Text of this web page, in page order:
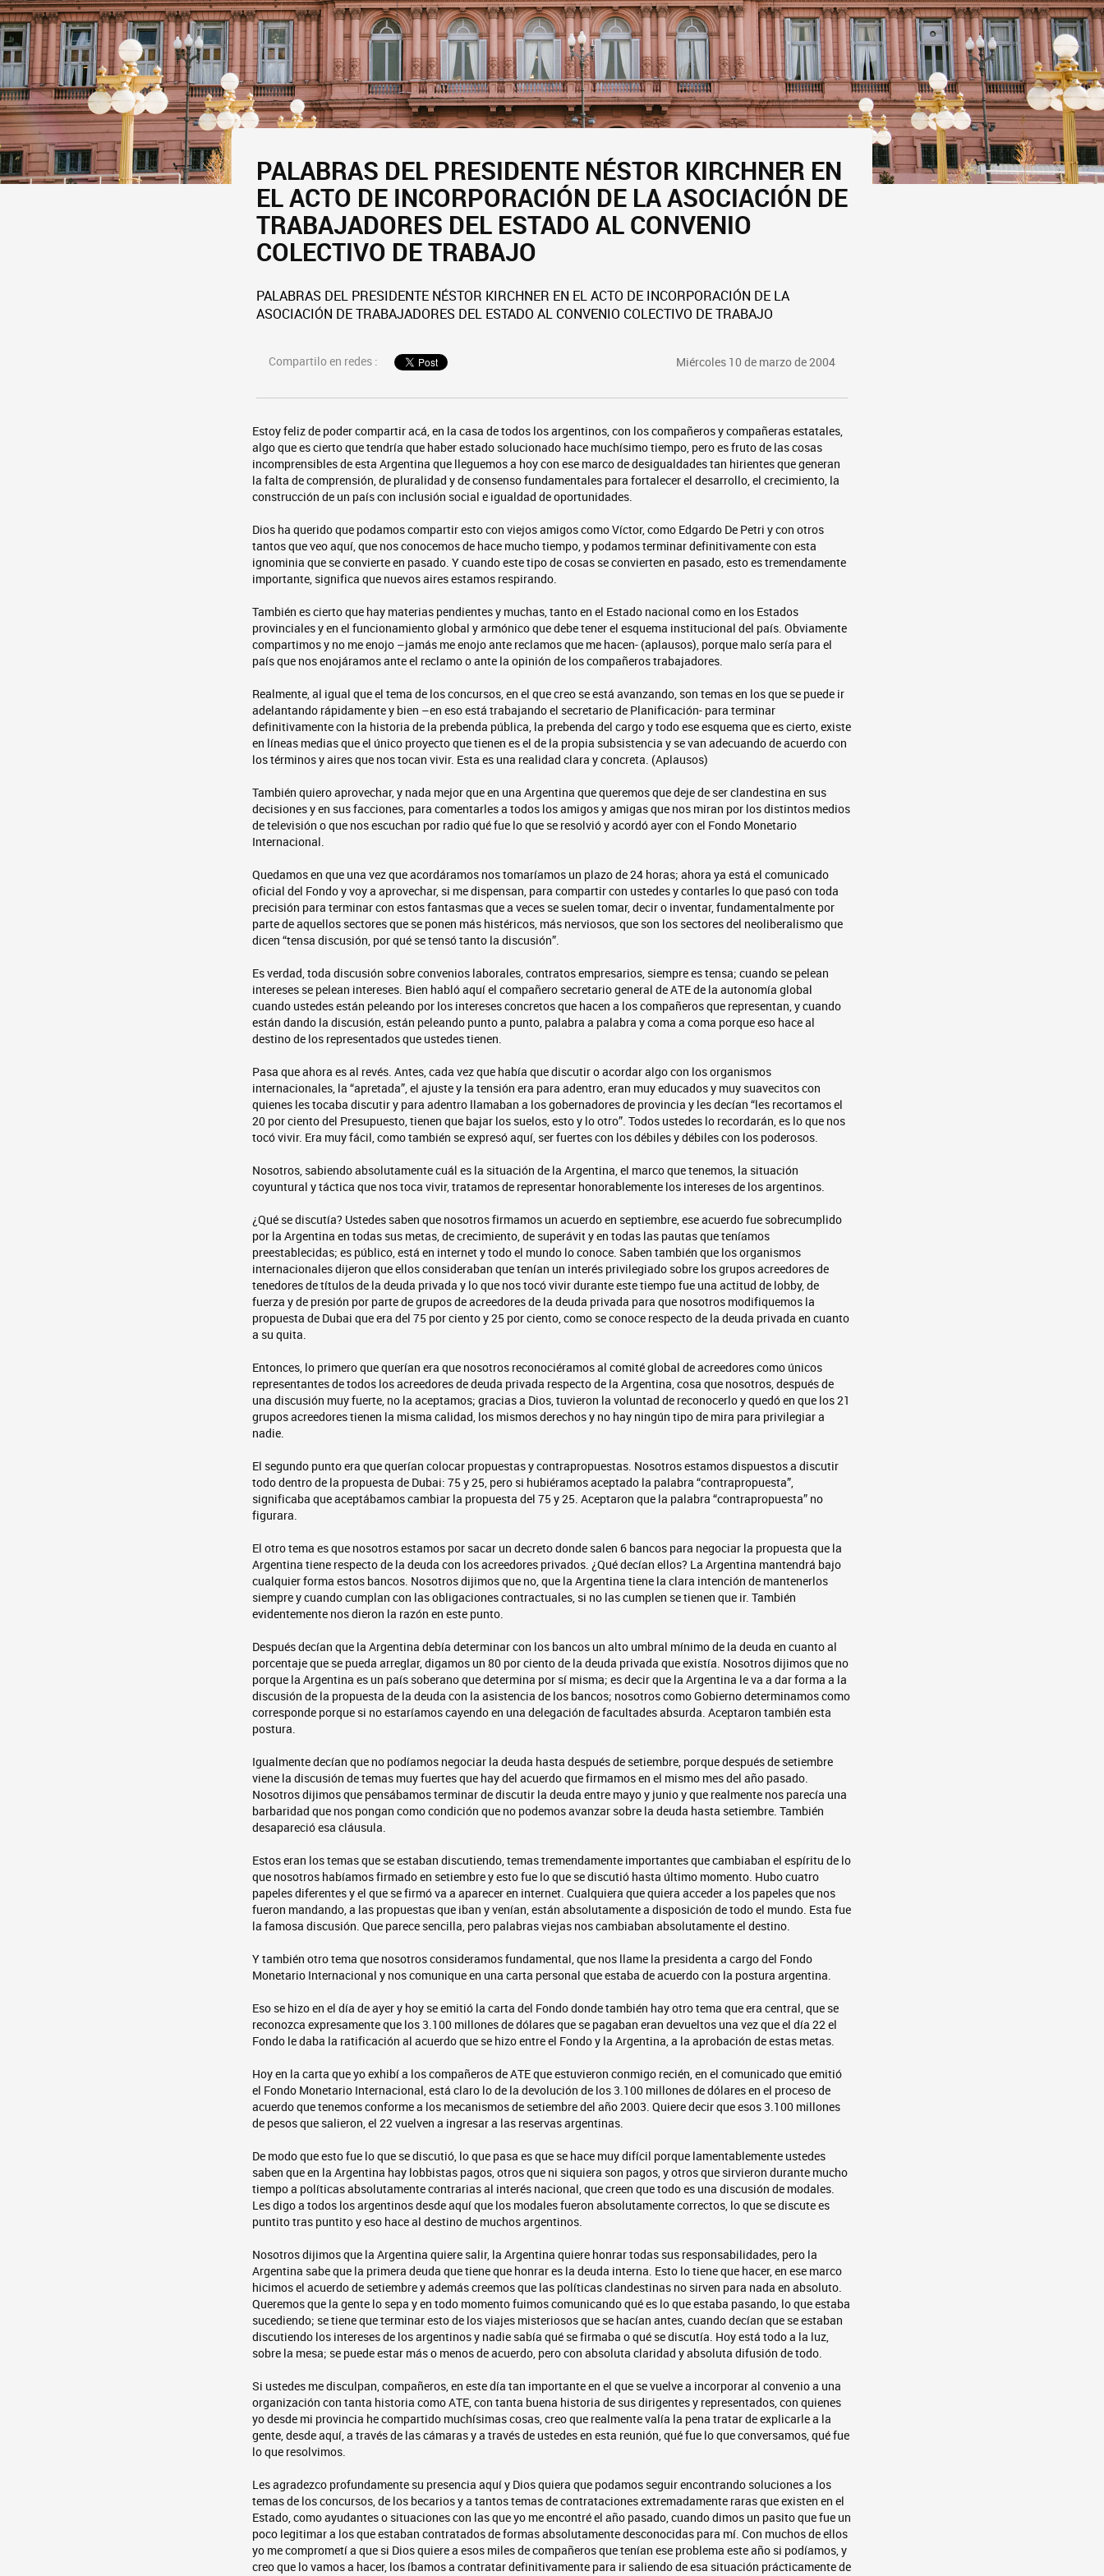
PALABRAS DEL PRESIDENTE NÉSTOR KIRCHNER EN
EL ACTO DE INCORPORACIÓN DE LA ASOCIACIÓN DE
TRABAJADORES DEL ESTADO AL CONVENIO
COLECTIVO DE TRABAJO
PALABRAS DEL PRESIDENTE NÉSTOR KIRCHNER EN EL ACTO DE INCORPORACIÓN DE LA
ASOCIACIÓN DE TRABAJADORES DEL ESTADO AL CONVENIO COLECTIVO DE TRABAJO
Compartilo en redes : Miércoles 10 de marzo de 2004
Estoy feliz de poder compartir acá, en la casa de todos los argentinos, con los compañeros y compañeras estatales,
algo que es cierto que tendría que haber estado solucionado hace muchísimo tiempo, pero es fruto de las cosas
incomprensibles de esta Argentina que lleguemos a hoy con ese marco de desigualdades tan hirientes que generan
la falta de comprensión, de pluralidad y de consenso fundamentales para fortalecer el desarrollo, el crecimiento, la
construcción de un país con inclusión social e igualdad de oportunidades.
Dios ha querido que podamos compartir esto con viejos amigos como Víctor, como Edgardo De Petri y con otros
tantos que veo aquí, que nos conocemos de hace mucho tiempo, y podamos terminar definitivamente con esta
ignominia que se convierte en pasado. Y cuando este tipo de cosas se convierten en pasado, esto es tremendamente
importante, significa que nuevos aires estamos respirando.
También es cierto que hay materias pendientes y muchas, tanto en el Estado nacional como en los Estados
provinciales y en el funcionamiento global y armónico que debe tener el esquema institucional del país. Obviamente
compartimos y no me enojo –jamás me enojo ante reclamos que me hacen- (aplausos), porque malo sería para el
país que nos enojáramos ante el reclamo o ante la opinión de los compañeros trabajadores.
Realmente, al igual que el tema de los concursos, en el que creo se está avanzando, son temas en los que se puede ir
adelantando rápidamente y bien –en eso está trabajando el secretario de Planificación- para terminar
definitivamente con la historia de la prebenda pública, la prebenda del cargo y todo ese esquema que es cierto, existe
en líneas medias que el único proyecto que tienen es el de la propia subsistencia y se van adecuando de acuerdo con
los términos y aires que nos tocan vivir. Esta es una realidad clara y concreta. (Aplausos)
También quiero aprovechar, y nada mejor que en una Argentina que queremos que deje de ser clandestina en sus
decisiones y en sus facciones, para comentarles a todos los amigos y amigas que nos miran por los distintos medios
de televisión o que nos escuchan por radio qué fue lo que se resolvió y acordó ayer con el Fondo Monetario
Internacional.
Quedamos en que una vez que acordáramos nos tomaríamos un plazo de 24 horas; ahora ya está el comunicado
oficial del Fondo y voy a aprovechar, si me dispensan, para compartir con ustedes y contarles lo que pasó con toda
precisión para terminar con estos fantasmas que a veces se suelen tomar, decir o inventar, fundamentalmente por
parte de aquellos sectores que se ponen más histéricos, más nerviosos, que son los sectores del neoliberalismo que
dicen “tensa discusión, por qué se tensó tanto la discusión”.
Es verdad, toda discusión sobre convenios laborales, contratos empresarios, siempre es tensa; cuando se pelean
intereses se pelean intereses. Bien habló aquí el compañero secretario general de ATE de la autonomía global
cuando ustedes están peleando por los intereses concretos que hacen a los compañeros que representan, y cuando
están dando la discusión, están peleando punto a punto, palabra a palabra y coma a coma porque eso hace al
destino de los representados que ustedes tienen.
Pasa que ahora es al revés. Antes, cada vez que había que discutir o acordar algo con los organismos
internacionales, la “apretada”, el ajuste y la tensión era para adentro, eran muy educados y muy suavecitos con
quienes les tocaba discutir y para adentro llamaban a los gobernadores de provincia y les decían “les recortamos el
20 por ciento del Presupuesto, tienen que bajar los suelos, esto y lo otro”. Todos ustedes lo recordarán, es lo que nos
tocó vivir. Era muy fácil, como también se expresó aquí, ser fuertes con los débiles y débiles con los poderosos.
Nosotros, sabiendo absolutamente cuál es la situación de la Argentina, el marco que tenemos, la situación
coyuntural y táctica que nos toca vivir, tratamos de representar honorablemente los intereses de los argentinos.
¿Qué se discutía? Ustedes saben que nosotros firmamos un acuerdo en septiembre, ese acuerdo fue sobrecumplido
por la Argentina en todas sus metas, de crecimiento, de superávit y en todas las pautas que teníamos
preestablecidas; es público, está en internet y todo el mundo lo conoce. Saben también que los organismos
internacionales dijeron que ellos consideraban que tenían un interés privilegiado sobre los grupos acreedores de
tenedores de títulos de la deuda privada y lo que nos tocó vivir durante este tiempo fue una actitud de lobby, de
fuerza y de presión por parte de grupos de acreedores de la deuda privada para que nosotros modifiquemos la
propuesta de Dubai que era del 75 por ciento y 25 por ciento, como se conoce respecto de la deuda privada en cuanto
a su quita.
Entonces, lo primero que querían era que nosotros reconociéramos al comité global de acreedores como únicos
representantes de todos los acreedores de deuda privada respecto de la Argentina, cosa que nosotros, después de
una discusión muy fuerte, no la aceptamos; gracias a Dios, tuvieron la voluntad de reconocerlo y quedó en que los 21
grupos acreedores tienen la misma calidad, los mismos derechos y no hay ningún tipo de mira para privilegiar a
nadie.
El segundo punto era que querían colocar propuestas y contrapropuestas. Nosotros estamos dispuestos a discutir
todo dentro de la propuesta de Dubai: 75 y 25, pero si hubiéramos aceptado la palabra “contrapropuesta”,
significaba que aceptábamos cambiar la propuesta del 75 y 25. Aceptaron que la palabra “contrapropuesta” no
figurara.
El otro tema es que nosotros estamos por sacar un decreto donde salen 6 bancos para negociar la propuesta que la
Argentina tiene respecto de la deuda con los acreedores privados. ¿Qué decían ellos? La Argentina mantendrá bajo
cualquier forma estos bancos. Nosotros dijimos que no, que la Argentina tiene la clara intención de mantenerlos
siempre y cuando cumplan con las obligaciones contractuales, si no las cumplen se tienen que ir. También
evidentemente nos dieron la razón en este punto.
Después decían que la Argentina debía determinar con los bancos un alto umbral mínimo de la deuda en cuanto al
porcentaje que se pueda arreglar, digamos un 80 por ciento de la deuda privada que existía. Nosotros dijimos que no
porque la Argentina es un país soberano que determina por sí misma; es decir que la Argentina le va a dar forma a la
discusión de la propuesta de la deuda con la asistencia de los bancos; nosotros como Gobierno determinamos como
corresponde porque si no estaríamos cayendo en una delegación de facultades absurda. Aceptaron también esta
postura.
Igualmente decían que no podíamos negociar la deuda hasta después de setiembre, porque después de setiembre
viene la discusión de temas muy fuertes que hay del acuerdo que firmamos en el mismo mes del año pasado.
Nosotros dijimos que pensábamos terminar de discutir la deuda entre mayo y junio y que realmente nos parecía una
barbaridad que nos pongan como condición que no podemos avanzar sobre la deuda hasta setiembre. También
desapareció esa cláusula.
Estos eran los temas que se estaban discutiendo, temas tremendamente importantes que cambiaban el espíritu de lo
que nosotros habíamos firmado en setiembre y esto fue lo que se discutió hasta último momento. Hubo cuatro
papeles diferentes y el que se firmó va a aparecer en internet. Cualquiera que quiera acceder a los papeles que nos
fueron mandando, a las propuestas que iban y venían, están absolutamente a disposición de todo el mundo. Esta fue
la famosa discusión. Que parece sencilla, pero palabras viejas nos cambiaban absolutamente el destino.
Y también otro tema que nosotros consideramos fundamental, que nos llame la presidenta a cargo del Fondo
Monetario Internacional y nos comunique en una carta personal que estaba de acuerdo con la postura argentina.
Eso se hizo en el día de ayer y hoy se emitió la carta del Fondo donde también hay otro tema que era central, que se
reconozca expresamente que los 3.100 millones de dólares que se pagaban eran devueltos una vez que el día 22 el
Fondo le daba la ratificación al acuerdo que se hizo entre el Fondo y la Argentina, a la aprobación de estas metas.
Hoy en la carta que yo exhibí a los compañeros de ATE que estuvieron conmigo recién, en el comunicado que emitió
el Fondo Monetario Internacional, está claro lo de la devolución de los 3.100 millones de dólares en el proceso de
acuerdo que tenemos conforme a los mecanismos de setiembre del año 2003. Quiere decir que esos 3.100 millones
de pesos que salieron, el 22 vuelven a ingresar a las reservas argentinas.
De modo que esto fue lo que se discutió, lo que pasa es que se hace muy difícil porque lamentablemente ustedes
saben que en la Argentina hay lobbistas pagos, otros que ni siquiera son pagos, y otros que sirvieron durante mucho
tiempo a políticas absolutamente contrarias al interés nacional, que creen que todo es una discusión de modales.
Les digo a todos los argentinos desde aquí que los modales fueron absolutamente correctos, lo que se discute es
puntito tras puntito y eso hace al destino de muchos argentinos.
Nosotros dijimos que la Argentina quiere salir, la Argentina quiere honrar todas sus responsabilidades, pero la
Argentina sabe que la primera deuda que tiene que honrar es la deuda interna. Esto lo tiene que hacer, en ese marco
hicimos el acuerdo de setiembre y además creemos que las políticas clandestinas no sirven para nada en absoluto.
Queremos que la gente lo sepa y en todo momento fuimos comunicando qué es lo que estaba pasando, lo que estaba
sucediendo; se tiene que terminar esto de los viajes misteriosos que se hacían antes, cuando decían que se estaban
discutiendo los intereses de los argentinos y nadie sabía qué se firmaba o qué se discutía. Hoy está todo a la luz,
sobre la mesa; se puede estar más o menos de acuerdo, pero con absoluta claridad y absoluta difusión de todo.
Si ustedes me disculpan, compañeros, en este día tan importante en el que se vuelve a incorporar al convenio a una
organización con tanta historia como ATE, con tanta buena historia de sus dirigentes y representados, con quienes
yo desde mi provincia he compartido muchísimas cosas, creo que realmente valía la pena tratar de explicarle a la
gente, desde aquí, a través de las cámaras y a través de ustedes en esta reunión, qué fue lo que conversamos, qué fue
lo que resolvimos.
Les agradezco profundamente su presencia aquí y Dios quiera que podamos seguir encontrando soluciones a los
temas de los concursos, de los becarios y a tantos temas de contrataciones extremadamente raras que existen en el
Estado, como ayudantes o situaciones con las que yo me encontré el año pasado, cuando dimos un pasito que fue un
poco legitimar a los que estaban contratados de formas absolutamente desconocidas para mí. Con muchos de ellos
yo me comprometí a que si Dios quiere a esos miles de compañeros que tenían ese problema este año si podíamos, y
creo que lo vamos a hacer, los íbamos a contratar definitivamente para ir saliendo de esa situación prácticamente de